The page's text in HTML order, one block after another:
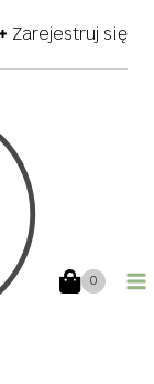
Zarejestruj się
0